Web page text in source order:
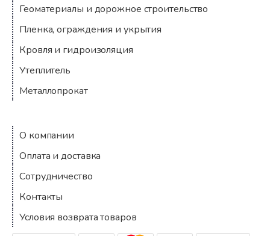
Геоматериалы и дорожное строительство
Пленка, ограждения и укрытия
Кровля и гидроизоляция
Утеплитель
Металлопрокат
Компания
О компании
Оплата и доставка
Сотрудничество
Контакты
Условия возврата товаров